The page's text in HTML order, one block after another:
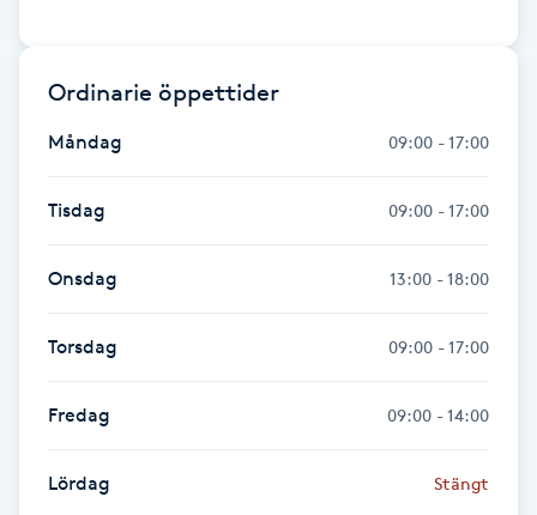
Fransfärgning
Fransförlängning
Fransförlängning Megavolym
Fransförlängning Volym
Fransk manikyr
Fransrengöring
Frekvensterapi
Ordinarie öppettider
Måndag 09:00 - 17:00
Tisdag 09:00 - 17:00
Onsdag 13:00 - 18:00
Torsdag 09:00 - 17:00
Fredag 09:00 - 14:00
Lördag Stängt